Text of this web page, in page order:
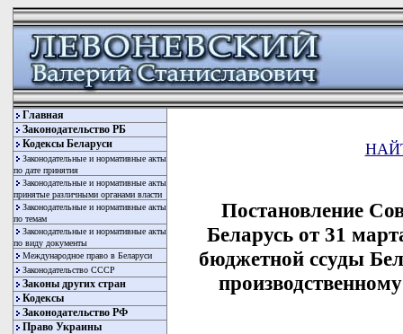
Главная
Законодательство РБ
Кодексы Беларуси
Законодательные и нормативные акты
по дате принятия
Законодательные и нормативные акты
принятые различными органами власти
Законодательные и нормативные акты
по темам
Законодательные и нормативные акты
по виду документы
Международное право в Беларуси
Законодательство СССР
Законы других стран
Кодексы
Законодательство РФ
Право Украины
Постановление
Беларусь от 31
бюджетной ссуды